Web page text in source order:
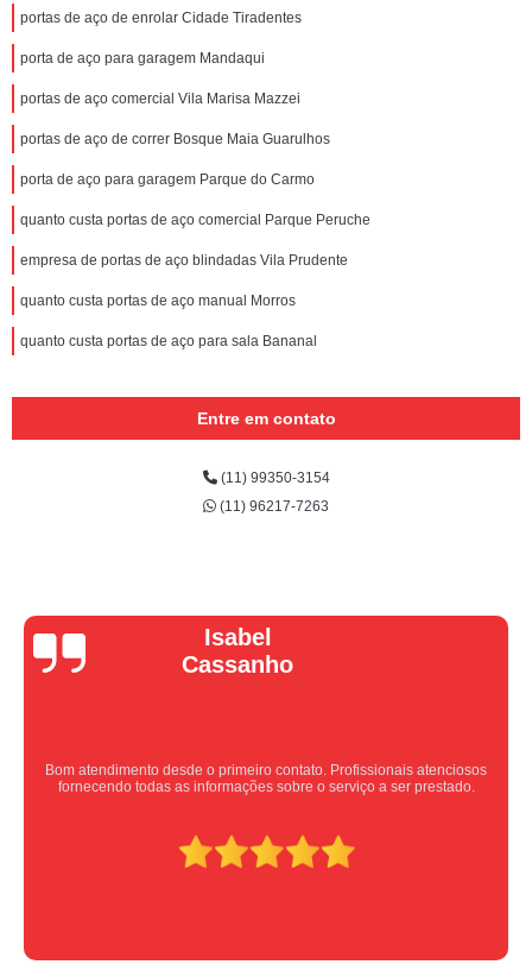
portas de aço de enrolar Cidade Tiradentes
porta de aço para garagem Mandaqui
portas de aço comercial Vila Marisa Mazzei
portas de aço de correr Bosque Maia Guarulhos
porta de aço para garagem Parque do Carmo
quanto custa portas de aço comercial Parque Peruche
empresa de portas de aço blindadas Vila Prudente
quanto custa portas de aço manual Morros
quanto custa portas de aço para sala Bananal
Entre em contato
(11) 99350-3154
(11) 96217-7263
Vera Maria
Equipe nota 10, trabalho rápido com excelência , super organizados.
Super indico.